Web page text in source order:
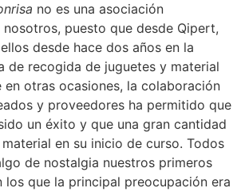
no es una asociación
puesto que desde Qipert,
desde hace dos años en la
de recogida de juguetes y material
en otras ocasiones, la colaboración
y proveedores ha permitido que
un éxito y que una gran cantidad
en su inicio de curso. Todos
de nostalgia nuestros primeros
los que la principal preocupación era